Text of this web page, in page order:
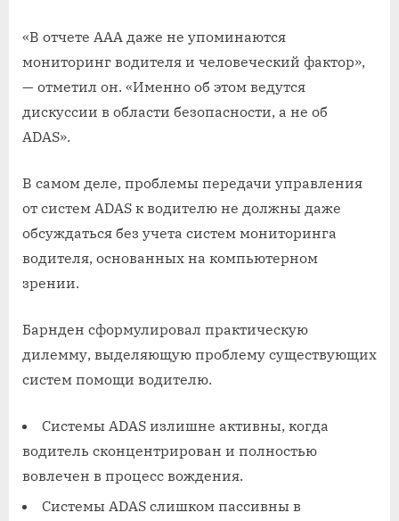
«В отчете ААА даже не упоминаются
мониторинг водителя и человеческий фактор»,
— отметил он. «Именно об этом ведутся
дискуссии в области безопасности, а не об
ADAS».
В самом деле, проблемы передачи управления
от систем ADAS к водителю не должны даже
обсуждаться без учета систем мониторинга
водителя, основанных на компьютерном
зрении.
Барнден сформулировал практическую
дилемму, выделяющую проблему существующих
систем помощи водителю.
Системы ADAS излишне активны, когда
водитель сконцентрирован и полностью
вовлечен в процесс вождения.
Системы ADAS слишком пассивны в